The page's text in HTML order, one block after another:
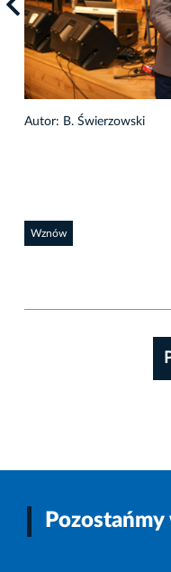
Autor: B. Świerzowski
Wznów